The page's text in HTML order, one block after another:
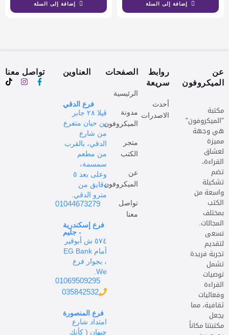
إضافة إلى السلة إضافة إلى السلة
عن
الميكروفون
مكتبة
"الميكروفون"
هي وجهة
مميزة
لعشاق
القراءة،
تضم
تشكيلة
واسعة من
الكتب
بمختلف
المجالات.
نسعى
لتقديم
تجربة فريدة
تشمل
توصيات
القراءة
وفعاليات
ثقافية، مما
يجعل
مكتبتنا مكاناً
روابط
سريعة
أحدث
الاصدرات
الصفحات
الرئيسية
مدونة
الميكروفون
متجر
الكتب
عن
الميكروفون
تواصل
معنا
العناوين
فرع الدقي
ڤيلا ٢٨ جابر
بن حيان متفرع
من شارع
الدقي، بالقرب
من مطعم
سمسمة،
وعلى بعد ٥
دقايق من
مترو الدقي.
01044673279
فرع إسكندرية
- جليم
٥٧٤ ش أبوقير
أمام EG Bank
، بجوار فرع
We.
01069509295
035842532
فرع المنصورة
امتداد شارع
چيهان ( كأنك
تواصل معنا